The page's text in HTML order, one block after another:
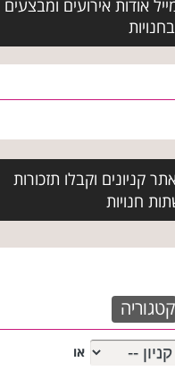
אודות אירועים ומבצעים
קניונים וקבלו תזכורות
חנויות
קטגוריה
או